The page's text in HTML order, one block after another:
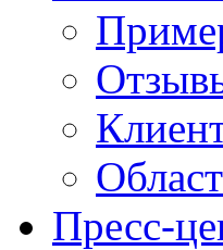
Пресс-